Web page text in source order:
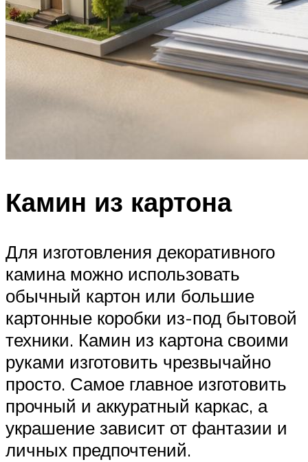
Камин из картона
Для изготовления декоративного
камина можно использовать
обычный картон или большие
картонные коробки из-под бытовой
техники. Камин из картона своими
руками изготовить чрезвычайно
просто. Самое главное изготовить
прочный и аккуратный каркас, а
украшение зависит от фантазии и
личных предпочтений.